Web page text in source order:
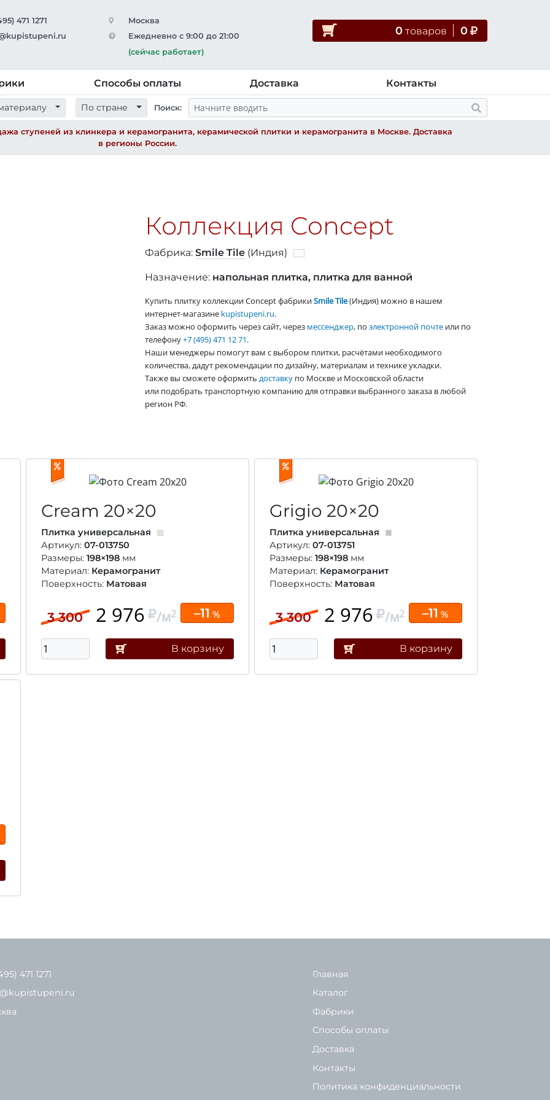
471 1271
Москва
Ежедневно с 9:00 до 21:00
(сейчас работает)
0 товаров 0
Способы оплаты Доставка Контакты
По стране Поиск:
ступеней из клинкера и керамогранита, керамической плитки и керамогранита в Москве. Доставка
в регионы России.
Коллекция Concept
Фабрика: Smile Tile (Индия)
Назначение: напольная плитка, плитка для ванной
Купить плитку коллекции Concept фабрикиSmile Tile(Индия) можно в нашем
интернет-магазине kupistupeni.ru.
Заказ можно оформить через сайт, через мессенджер, по электронной почте или по
телефону+7 (495) 471 12 71.
Наши менеджеры помогут вам с выбором плитки, расчётами необходимого
количества, дадут рекомендации по дизайну, материалам и технике укладки.
Также вы сможете оформить доставку по Москве и Московской области
или подобрать транспортную компанию для отправки выбранного заказа в любой
регион РФ.
Cream 20×20
Плитка универсальная
Артикул: 07-013750
Размеры: 198×198 мм
Материал: Керамогранит
Поверхность: Матовая
3 300 2 976 /м2 –11 %
В корзину
Grigio 20×20
Плитка универсальная
Артикул: 07-013751
Размеры: 198×198 мм
Материал: Керамогранит
Поверхность: Матовая
3 300 2 976 /м2 –11 %
В корзину
471 1271
Главная
Каталог
Фабрики
Способы оплаты
Доставка
Контакты
Политика конфиденциальности